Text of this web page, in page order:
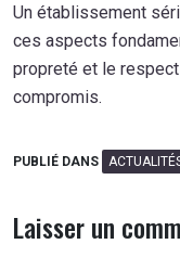
Un établissement
ces aspects
propreté et le
compromis.
PUBLIÉ DANS
Laisser un